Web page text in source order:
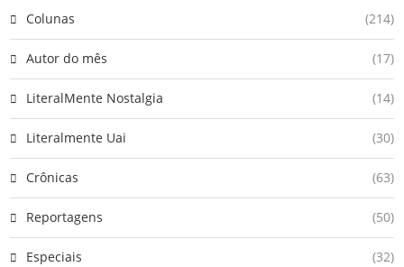
Colunas (214)
Autor do mês (17)
LiteralMente Nostalgia (14)
Literalmente Uai (30)
Crônicas (63)
Reportagens (50)
Especiais (32)